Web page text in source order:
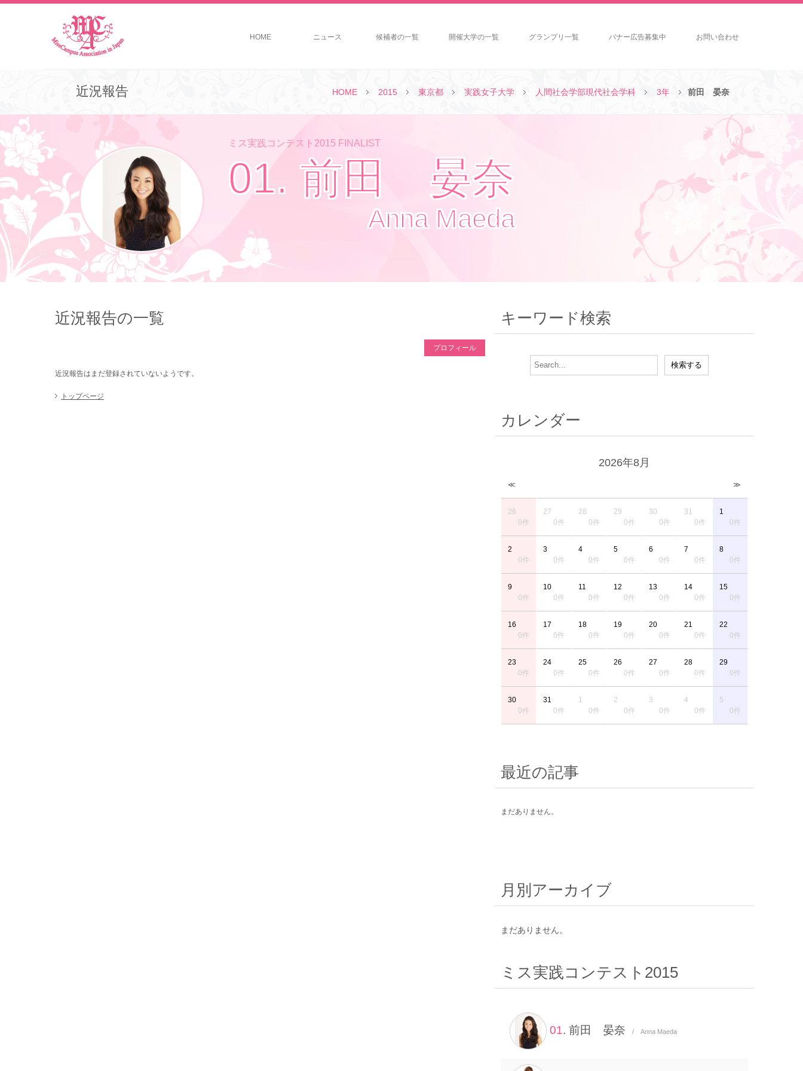
HOME ニュース 候補者の一覧 開催大学の一覧 グランプリ一覧 バナー広告募集中 お問い合わせ
HOME 2015 東京都 実践女子大学 人間社会学部現代社会学科 3年 前田 晏奈
近況報告
ミス実践コンテスト2015 FINALIST
01. 前田 晏奈
Anna Maeda
近況報告の一覧
プロフィール
近況報告はまだ登録されていないようです。
トップページ
キーワード検索
カレンダー
2026年8月
≪ ≫
26
0件
27
0件
28
0件
29
0件
30
0件
31
0件
1
0件
2
0件
3
0件
4
0件
5
0件
6
0件
7
0件
8
0件
9
0件
10
0件
11
0件
12
0件
13
0件
14
0件
15
0件
16
0件
17
0件
18
0件
19
0件
20
0件
21
0件
22
0件
23
0件
24
0件
25
0件
26
0件
27
0件
28
0件
29
0件
30
0件
31
0件
1
0件
2
0件
3
0件
4
0件
5
0件
最近の記事
まだありません。
月別アーカイブ
まだありません。
ミス実践コンテスト2015
01. 前田 晏奈 / Anna Maeda